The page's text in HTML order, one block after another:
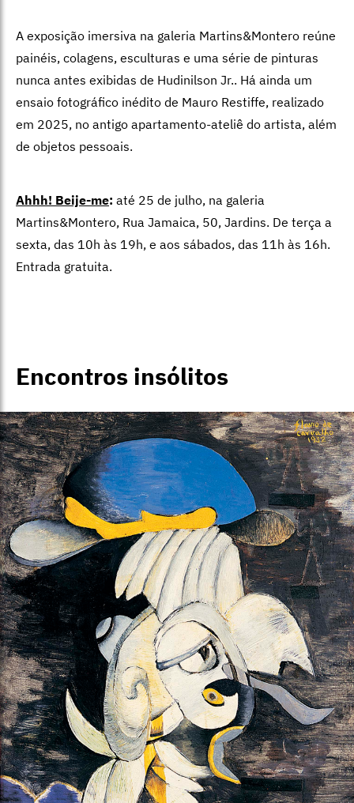
A exposição imersiva na galeria Martins&Montero reúne
painéis, colagens, esculturas e uma série de pinturas
nunca antes exibidas de Hudinilson Jr.. Há ainda um
ensaio fotográfico inédito de Mauro Restiffe, realizado
em 2025, no antigo apartamento-ateliê do artista, além
de objetos pessoais.
Ahhh! Beije-me: até 25 de julho, na galeria
Martins&Montero, Rua Jamaica, 50, Jardins. De terça a
sexta, das 10h às 19h, e aos sábados, das 11h às 16h.
Entrada gratuita.
Encontros insólitos